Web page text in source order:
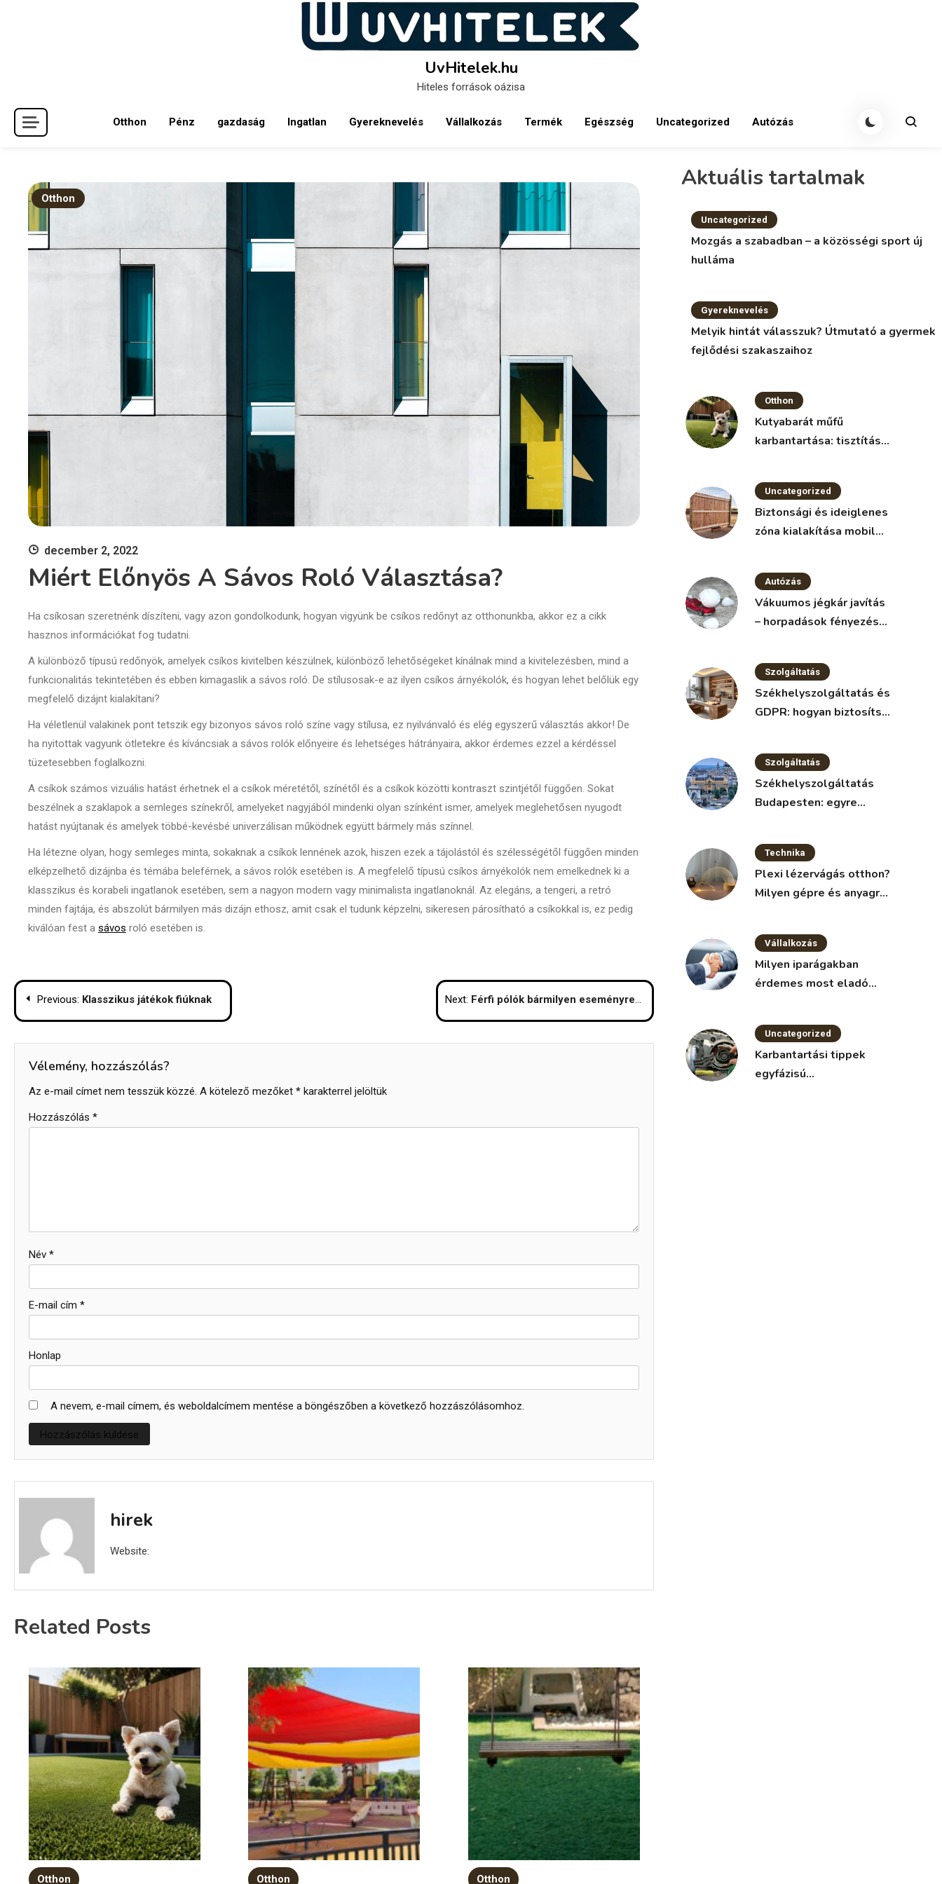
UvHitelek.hu
Hiteles források oázisa
Otthon Pénz gazdaság Ingatlan Gyereknevelés Vállalkozás Termék Egészség Uncategorized Autózás
Otthon
december 2, 2022
Miért Előnyös A Sávos Roló Választása?
Ha csíkosan szeretnénk díszíteni, vagy azon gondolkodunk, hogyan vigyünk be csíkos redőnyt az otthonunkba, akkor ez a cikk
hasznos információkat fog tudatni.
A különböző típusú redőnyök, amelyek csíkos kivitelben készülnek, különböző lehetőségeket kínálnak mind a kivitelezésben, mind a
funkcionalitás tekintetében és ebben kimagaslik a sávos roló. De stílusosak-e az ilyen csíkos árnyékolók, és hogyan lehet belőlük egy
megfelelő dizájnt kialakítani?
Ha véletlenül valakinek pont tetszik egy bizonyos sávos roló színe vagy stílusa, ez nyilvánvaló és elég egyszerű választás akkor! De
ha nyitottak vagyunk ötletekre és kíváncsiak a sávos rolók előnyeire és lehetséges hátrányaira, akkor érdemes ezzel a kérdéssel
tüzetesebben foglalkozni.
A csíkok számos vizuális hatást érhetnek el a csíkok méretétől, színétől és a csíkok közötti kontraszt szintjétől függően. Sokat
beszélnek a szaklapok a semleges színekről, amelyeket nagyjából mindenki olyan színként ismer, amelyek meglehetősen nyugodt
hatást nyújtanak és amelyek többé-kevésbé univerzálisan működnek együtt bármely más színnel.
Ha létezne olyan, hogy semleges minta, sokaknak a csíkok lennének azok, hiszen ezek a tájolástól és szélességétől függően minden
elképzelhető dizájnba és témába beleférnek, a sávos rolók esetében is. A megfelelő típusú csíkos árnyékolók nem emelkednek ki a
klasszikus és korabeli ingatlanok esetében, sem a nagyon modern vagy minimalista ingatlanoknál. Az elegáns, a tengeri, a retró
minden fajtája, és abszolút bármilyen más dizájn ethosz, amit csak el tudunk képzelni, sikeresen párosítható a csíkokkal is, ez pedig
kiválóan fest a sávos roló esetében is.
Bejegyzés
navigáció
Previous: Klasszikus játékok fiúknak Next: Férfi pólók bármilyen eseményre
Vélemény, hozzászólás?
Az e-mail címet nem tesszük közzé. A kötelező mezőket * karakterrel jelöltük
Hozzászólás *
Név *
E-mail cím *
Honlap
A nevem, e-mail címem, és weboldalcímem mentése a böngészőben a következő hozzászólásomhoz.
hirek
Website:
Related Posts
Otthon Otthon Otthon
Aktuális tartalmak
Uncategorized
Mozgás a szabadban – a közösségi sport új
hulláma
Gyereknevelés
Melyik hintát válasszuk? Útmutató a gyermek
fejlődési szakaszaihoz
Otthon
Kutyabarát műfű
karbantartása: tisztítás
Uncategorized
Biztonsági és ideiglenes
zóna kialakítása mobil
Autózás
Vákuumos jégkár javítás
– horpadások fényezés
Szolgáltatás
Székhelyszolgáltatás és
GDPR: hogyan biztosítsd
Szolgáltatás
Székhelyszolgáltatás
Budapesten: egyre
vállalkozások körében
Technika
Plexi lézervágás otthon?
Milyen gépre és anyagra
Vállalkozás
Milyen iparágakban
érdemes most eladó
Uncategorized
Karbantartási tippek
egyfázisú